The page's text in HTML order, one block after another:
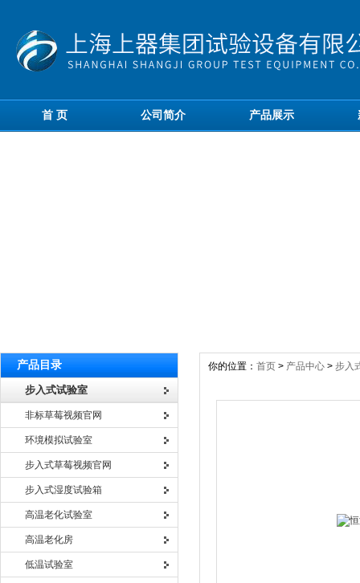
首 页 公司简介 产品展示
产品目录
步入式试验室
非标草莓视频官网
环境模拟试验室
步入式草莓视频官网
步入式湿度试验箱
高温老化试验室
高温老化房
低温试验室
你的位置： 首页 > 产品中心 > 步入